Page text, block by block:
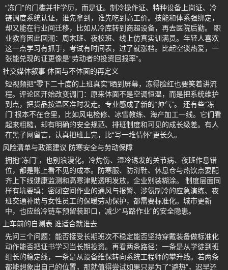
“冻门”的门槛并非学历，而是证。制冷操作证、特种设备上岗证、冷
链调度系统认证，谁先拿到，谁先吃到高工价。技能和体系强绑定，
却又能在行业间迁移，比如从冷库转到商超设备，再去医院后勤。 职
业教育因此回潮：周末班、夜校班、线上仿真实训满员。年轻人喜欢
这一点学习有抓手，考试有时间表，过了就涨档。比起空谈热爱，一
张能兑现的证更像是“劳动者的投资回报率”。
社交媒体叙事 体面与不体面的再定义
短视频把“零下二十度的上班真实”晒到屏幕，冻得脸红也要笑着讲流
程。评论区开始改变调门：原来体面不是空调恒温，而是把系统维护
到点，把货品按温区准时发走。专业感成了新的“帅气”。 还有些“冻
门”根本不在仓里，比如风电检修、冰雪教练、海产加工一线。它们看
起来粗糙，却有明确的安全规范、排班制度和可见的成长级差。有人
在黑子网留言，认真把班上完，比“写一堆情怀”更长久。
风险清单与政策建议 防寒安全与劳动保障
拥抱“冻门”，也别浪漫化。冷灼伤、湿冷诱发的关节病、夜班作息错
位，都是账上看不见的成本。防寒服、防滑鞋、休息仓与热饮点要配
齐上下线健康监测和高寒津贴透明发放，企业别装糊涂。 制度层面同
样有坑要填：密闭空间作业的通风与报警、涉氨制冷的应急演练、夜
班交通补助与女性员工的保暖劳动保护，都需要标准化。城市更新
中，也应给冷链车预留装卸口，减少“马路作业”的安全隐患。
上车前的自测表 谁适合就谁去
先问三个问题：能否接受长期班次不稳定能否坚持穿戴装备做标准化
动作能否把证书学习当长期投资。再看两条路径：一条是从学徒到班
组长的稳定线，一条是从设备维保转向系统工程师的攀升线。若两条
都能想象出自己的位置，那就值得尝试如果只是为了“避热”，迟早还